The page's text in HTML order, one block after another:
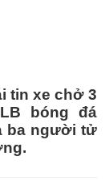
tin xe chở 3
bóng đá
ba người tử